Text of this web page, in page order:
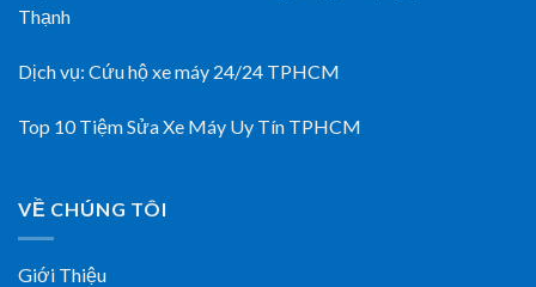
Thạnh
Dịch vụ: Cứu hộ xe máy 24/24 TPHCM
Top 10 Tiệm Sửa Xe Máy Uy Tín TPHCM
VỀ CHÚNG TÔI
Giới Thiệu